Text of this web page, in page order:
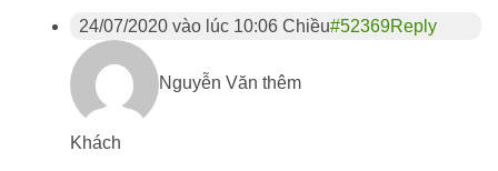
24/07/2020 vào lúc 10:06 Chiều#52369Reply
Nguyễn Văn thêm
Khách